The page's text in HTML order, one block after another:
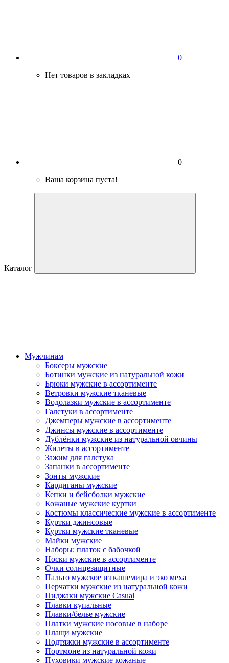
0
Нет товаров в закладках
0
Ваша корзина пуста!
Каталог
Мужчинам
Боксеры мужские
Ботинки мужские из натуральной кожи
Брюки мужские в ассортименте
Ветровки мужские тканевые
Водолазки мужские в ассортименте
Галстуки в ассортименте
Джемперы мужские в ассортименте
Джинсы мужские в ассортименте
Дублёнки мужские из натуральной овчины
Жилеты в ассортименте
Зажим для галстука
Запанки в ассортименте
Зонты мужские
Кардиганы мужские
Кепки и бейсболки мужские
Кожаные мужские куртки
Костюмы классические мужские в ассортименте
Куртки джинсовые
Куртки мужские тканевые
Майки мужские
Наборы: платок с бабочкой
Носки мужские в ассортименте
Очки солнцезащитные
Пальто мужское из кашемира и эко меха
Перчатки мужские из натуральной кожи
Пиджаки мужские Casual
Плавки купальные
Плавки/белье мужские
Платки мужские носовые в наборе
Плащи мужские
Подтяжки мужские в ассортименте
Портмоне из натуральной кожи
Пуховики мужские кожаные